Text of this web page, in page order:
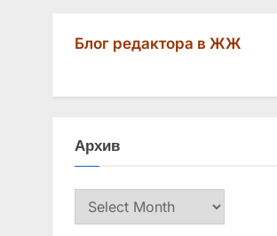
Блог редактора в ЖЖ
Архив
Архив